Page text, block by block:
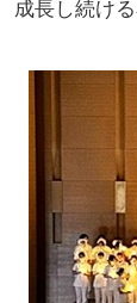
成長し続け